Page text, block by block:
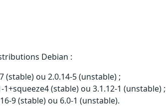
Debian :
(stable) ou 2.0.14-5 (unstable) ;
(stable) ou 3.1.12-1 (unstable) ;
9 (stable) ou 6.0-1 (unstable).